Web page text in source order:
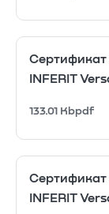
INFERIT
133.01 Kbpdf
INFERIT